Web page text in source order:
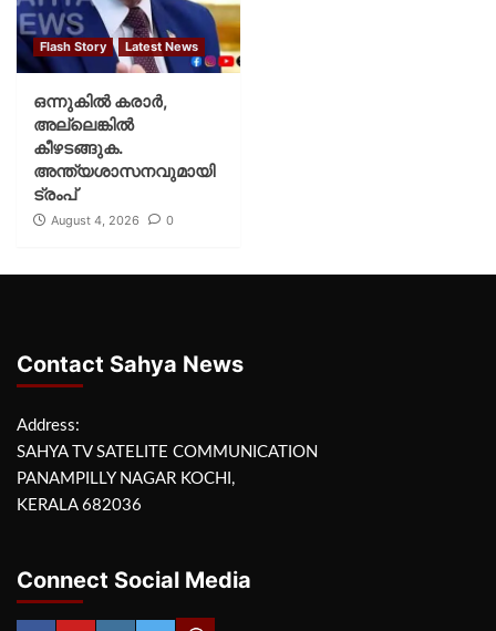
Flash Story Latest News
ഒന്നുകില്‍ കരാര്‍,
അല്ലെങ്കില്‍
കീഴടങ്ങുക.
അന്ത്യശാസനവുമായി
ട്രംപ്
August 4, 2026 0
Contact Sahya News
Address:
SAHYA TV SATELITE COMMUNICATION
PANAMPILLY NAGAR KOCHI,
KERALA 682036
Connect Social Media